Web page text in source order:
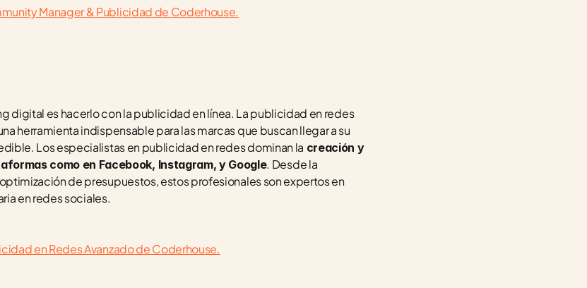
Manager & Publicidad de Coderhouse.
digital es hacerlo con la publicidad en línea. La publicidad en redes
herramienta indispensable para las marcas que buscan llegar a su
Los especialistas en publicidad en redes dominan la creación y
como en Facebook, Instagram, y Google. Desde la
de presupuestos, estos profesionales son expertos en
en redes sociales.
en Redes Avanzado de Coderhouse.